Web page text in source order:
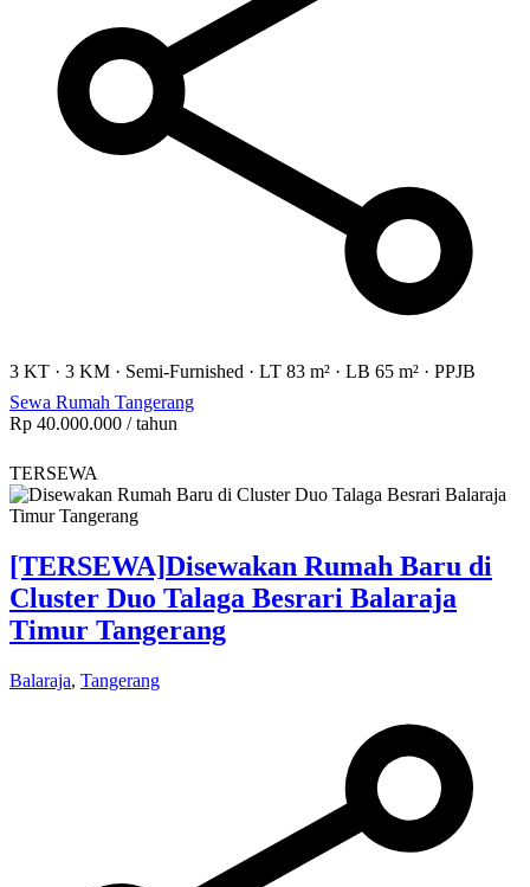
3 KT · 3 KM · Semi-Furnished · LT 83 m² · LB 65 m² · PPJB
Sewa Rumah Tangerang
Rp 40.000.000 / tahun
TERSEWA
[TERSEWA]Disewakan Rumah Baru di
Cluster Duo Talaga Besrari Balaraja
Timur Tangerang
Balaraja, Tangerang